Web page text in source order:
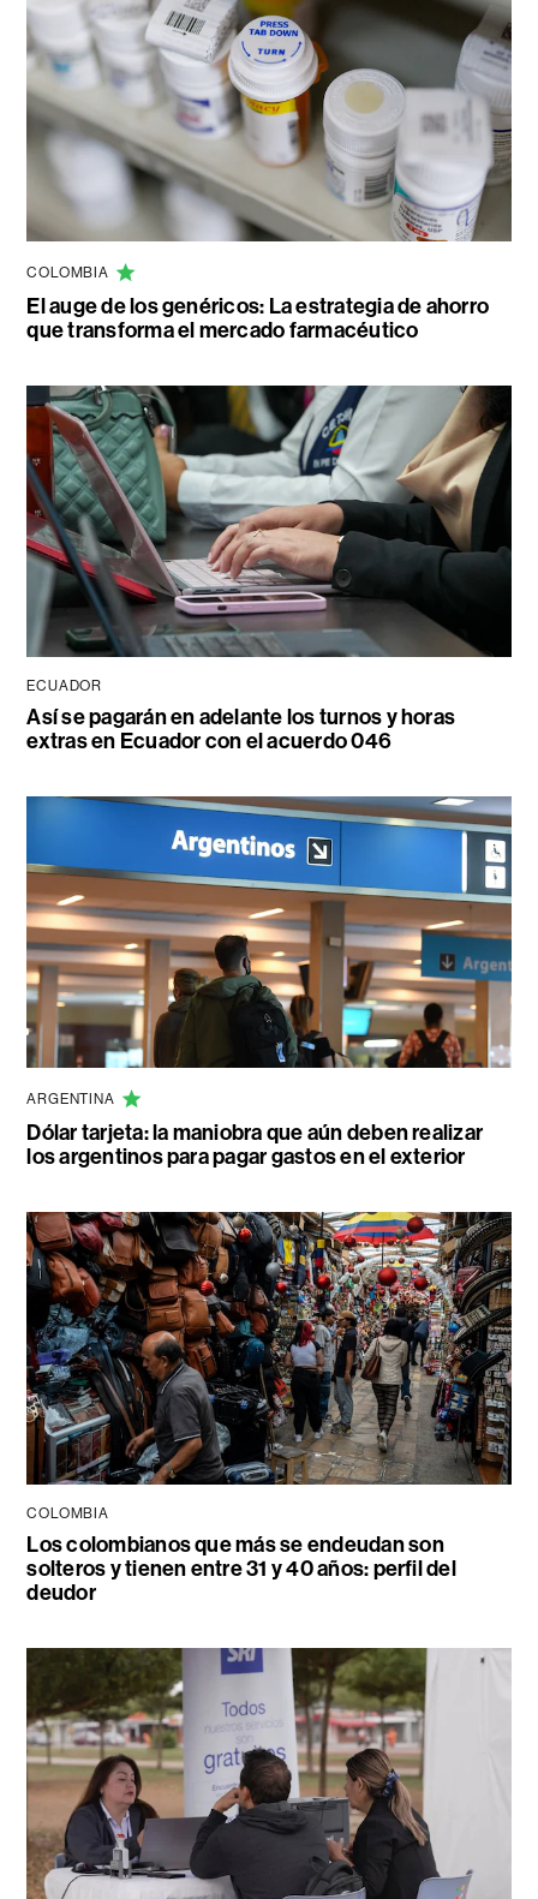
COLOMBIA
El auge de los genéricos: La estrategia de ahorro
que transforma el mercado farmacéutico
ECUADOR
Así se pagarán en adelante los turnos y horas
extras en Ecuador con el acuerdo 046
ARGENTINA
Dólar tarjeta: la maniobra que aún deben realizar
los argentinos para pagar gastos en el exterior
COLOMBIA
Los colombianos que más se endeudan son
solteros y tienen entre 31 y 40 años: perfil del
deudor